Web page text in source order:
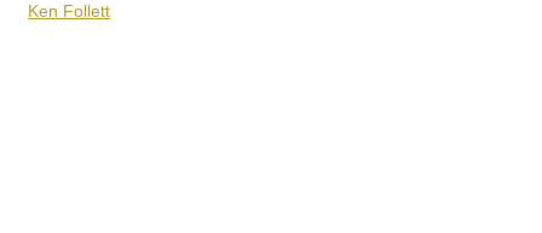
Ken Follett